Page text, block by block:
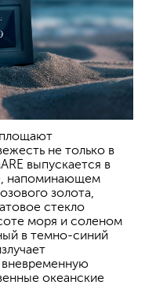
не только в
выпускается в
напоминающем
золота,
стекло
моря и соленом
в темно-синий
вневременную
океанские